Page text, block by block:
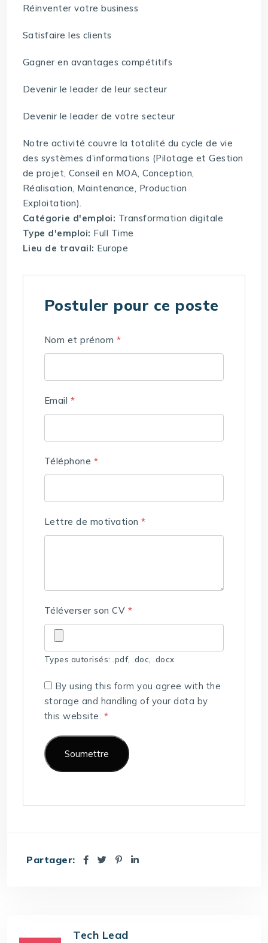
Réinventer votre business
Satisfaire les clients
Gagner en avantages compétitifs
Devenir le leader de leur secteur
Devenir le leader de votre secteur
Notre activité couvre la totalité du cycle de vie
des systèmes d’informations (Pilotage et Gestion
de projet, Conseil en MOA, Conception,
Réalisation, Maintenance, Production
Exploitation).
Catégorie d'emploi: Transformation digitale
Type d'emploi: Full Time
Lieu de travail: Europe
Postuler pour ce poste
Nom et prénom *
Email *
Téléphone *
Lettre de motivation*
Téléverser son CV *
Types autorisés: .pdf, .doc, .docx
By using this form you agree with the
storage and handling of your data by
this website. *
Partager:
Tech Lead